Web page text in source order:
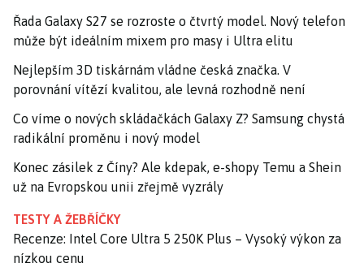
Řada Galaxy S27 se rozroste o čtvrtý model. Nový telefon
může být ideálním mixem pro masy i Ultra elitu
Nejlepším 3D tiskárnám vládne česká značka. V
porovnání vítězí kvalitou, ale levná rozhodně není
Co víme o nových skládačkách Galaxy Z? Samsung chystá
radikální proměnu i nový model
Konec zásilek z Číny? Ale kdepak, e-shopy Temu a Shein
už na Evropskou unii zřejmě vyzrály
TESTY A ŽEBŘÍČKY
Recenze: Intel Core Ultra 5 250K Plus – Vysoký výkon za
nízkou cenu